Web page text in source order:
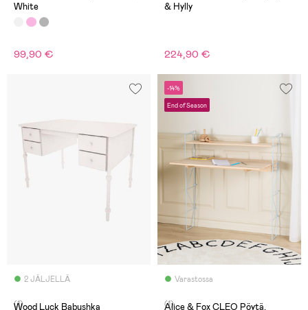
White
99,90 €
& Hylly
224,90 €
2 JÄLJELLÄ
(1)
Wood Luck Babushka
-14%
End of Season
Varastossa
(1)
Alice & Fox CLEO Pöytä,